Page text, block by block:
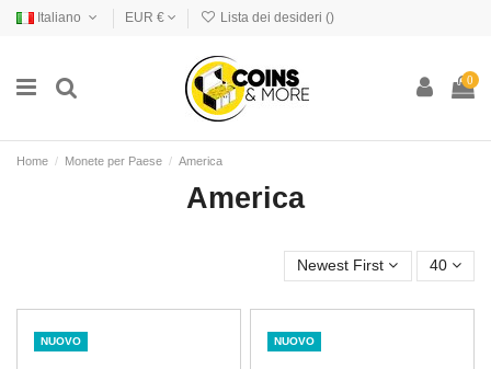
Italiano EUR € Lista dei desideri ()
0
Home Monete per Paese America
America
Newest First 40
NUOVO NUOVO